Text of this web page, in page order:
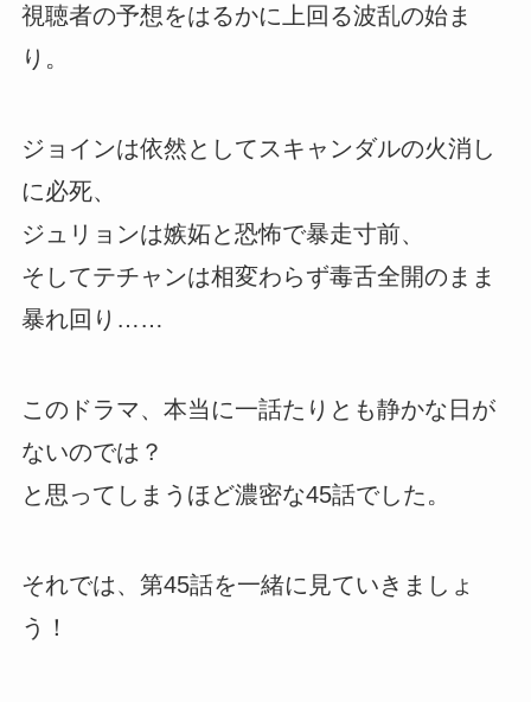
視聴者の予想をはるかに上回る波乱の始ま
り。
ジョインは依然としてスキャンダルの火消し
に必死、
ジュリョンは嫉妬と恐怖で暴走寸前、
そしてテチャンは相変わらず毒舌全開のまま
暴れ回り……
このドラマ、本当に一話たりとも静かな日が
ないのでは？
と思ってしまうほど濃密な45話でした。
それでは、第45話を一緒に見ていきましょ
う！